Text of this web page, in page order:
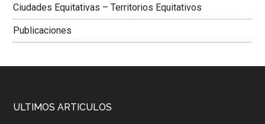
Ciudades Equitativas – Territorios Equitativos
Publicaciones
ULTIMOS ARTICULOS